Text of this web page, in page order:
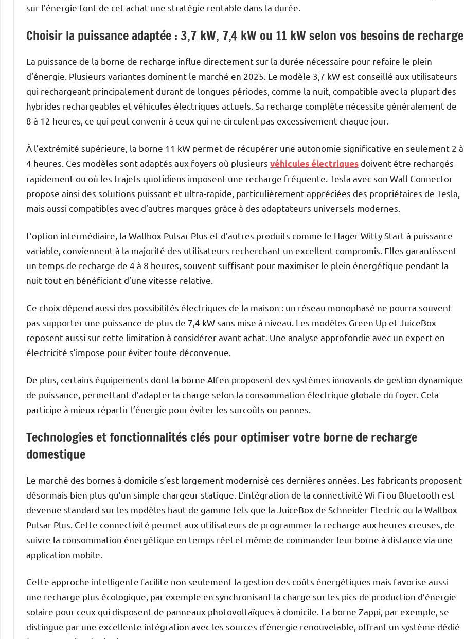
sur l’énergie font de cet achat une stratégie rentable dans la durée.
Choisir la puissance adaptée : 3,7 kW, 7,4 kW ou 11 kW selon vos besoins de recharge
La puissance de la borne de recharge influe directement sur la durée nécessaire pour refaire le plein
d’énergie. Plusieurs variantes dominent le marché en 2025. Le modèle 3,7 kW est conseillé aux utilisateurs
qui rechargeant principalement durant de longues périodes, comme la nuit, compatible avec la plupart des
hybrides rechargeables et véhicules électriques actuels. Sa recharge complète nécessite généralement de
8 à 12 heures, ce qui peut convenir à ceux qui ne circulent pas excessivement chaque jour.
À l’extrémité supérieure, la borne 11 kW permet de récupérer une autonomie significative en seulement 2 à
4 heures. Ces modèles sont adaptés aux foyers où plusieurs véhicules électriquesdoivent être rechargés
rapidement ou où les trajets quotidiens imposent une recharge fréquente. Tesla avec son Wall Connector
propose ainsi des solutions puissant et ultra-rapide, particulièrement appréciées des propriétaires de Tesla,
mais aussi compatibles avec d’autres marques grâce à des adaptateurs universels modernes.
L’option intermédiaire, la Wallbox Pulsar Plus et d’autres produits comme le Hager Witty Start à puissance
variable, conviennent à la majorité des utilisateurs recherchant un excellent compromis. Elles garantissent
un temps de recharge de 4 à 8 heures, souvent suffisant pour maximiser le plein énergétique pendant la
nuit tout en bénéficiant d’une vitesse relative.
Ce choix dépend aussi des possibilités électriques de la maison : un réseau monophasé ne pourra souvent
pas supporter une puissance de plus de 7,4 kW sans mise à niveau. Les modèles Green Up et JuiceBox
reposent aussi sur cette limitation à considérer avant achat. Une analyse approfondie avec un expert en
électricité s’impose pour éviter toute déconvenue.
De plus, certains équipements dont la borne Alfen proposent des systèmes innovants de gestion dynamique
de puissance, permettant d’adapter la charge selon la consommation électrique globale du foyer. Cela
participe à mieux répartir l’énergie pour éviter les surcoûts ou pannes.
Technologies et fonctionnalités clés pour optimiser votre borne de recharge
domestique
Le marché des bornes à domicile s’est largement modernisé ces dernières années. Les fabricants proposent
désormais bien plus qu’un simple chargeur statique. L’intégration de la connectivité Wi-Fi ou Bluetooth est
devenue standard sur les modèles haut de gamme tels que la JuiceBox de Schneider Electric ou la Wallbox
Pulsar Plus. Cette connectivité permet aux utilisateurs de programmer la recharge aux heures creuses, de
suivre la consommation énergétique en temps réel et même de commander leur borne à distance via une
application mobile.
Cette approche intelligente facilite non seulement la gestion des coûts énergétiques mais favorise aussi
une recharge plus écologique, par exemple en synchronisant la charge sur les pics de production d’énergie
solaire pour ceux qui disposent de panneaux photovoltaïques à domicile. La borne Zappi, par exemple, se
distingue par une excellente intégration avec les sources d’énergie renouvelable, offrant un système dédié